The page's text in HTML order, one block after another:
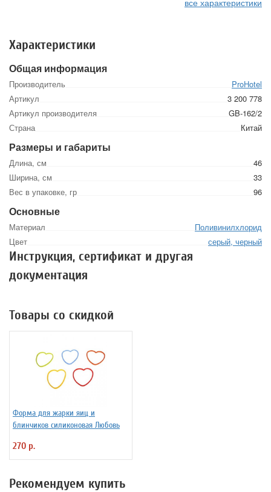
все характеристики
Характеристики
Общая информация
Производитель
ProHotel
Артикул
3 200 778
Артикул производителя
GB-162/2
Страна
Китай
Размеры и габариты
Длина, см
46
Ширина, см
33
Вес в упаковке, гр
96
Основные
Материал
Поливинилхлорид
Цвет
серый, черный
Инструкция, сертификат и другая
документация
Товары со скидкой
Форма для жарки яиц и
блинчиков силиконовая Любовь
270 р.
Рекомендуем купить